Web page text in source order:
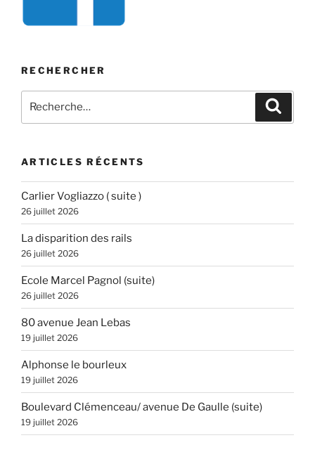
RECHERCHER
pour
ARTICLES RÉCENTS
Carlier Vogliazzo ( suite )
26 juillet 2026
La disparition des rails
26 juillet 2026
Ecole Marcel Pagnol (suite)
26 juillet 2026
80 avenue Jean Lebas
19 juillet 2026
Alphonse le bourleux
19 juillet 2026
Boulevard Clémenceau/ avenue De Gaulle (suite)
19 juillet 2026